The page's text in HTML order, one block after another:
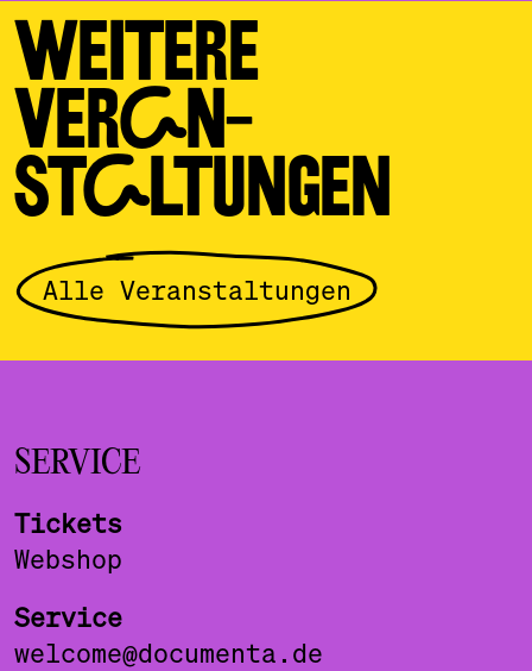
WEITERE
VERAN­
STALTUNGEN
Alle Veranstaltungen
SERVICE
Tickets
Webshop
Service
welcome@documenta.de